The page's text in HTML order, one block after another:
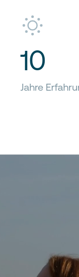
10
Jahre